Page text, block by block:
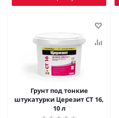
Грунт под тонкие
штукатурки Церезит СТ 16,
10 л